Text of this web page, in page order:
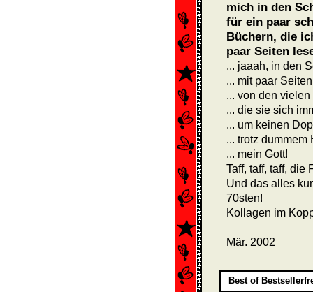
mich in den
für ein paar
Büchern, die
paar Seiten
... jaaah, in den
... mit paar Seiten
... von den
... die sie sich
... um keinen
... trotz
... mein Gott!
Taff, taff, taff, die
Und das alles
70sten!
Kollagen im
Mär. 2002
Best of